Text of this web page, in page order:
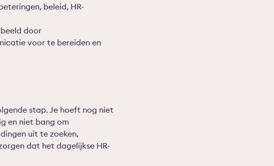
beleid, HR-
door
voor te bereiden en
stap. Je hoeft nog niet
en niet bang om
uit te zoeken,
dat het dagelijkse HR-